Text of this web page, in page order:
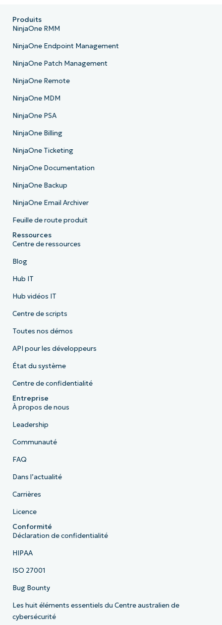
Produits
NinjaOne RMM
NinjaOne Endpoint Management
NinjaOne Patch Management
NinjaOne Remote
NinjaOne MDM
NinjaOne PSA
NinjaOne Billing
NinjaOne Ticketing
NinjaOne Documentation
NinjaOne Backup
NinjaOne Email Archiver
Feuille de route produit
Ressources
Centre de ressources
Blog
Hub IT
Hub vidéos IT
Centre de scripts
Toutes nos démos
API pour les développeurs
État du système
Centre de confidentialité
Entreprise
À propos de nous
Leadership
Communauté
FAQ
Dans l’actualité
Carrières
Licence
Conformité
Déclaration de confidentialité
HIPAA
ISO 27001
Bug Bounty
Les huit éléments essentiels du Centre australien de
cybersécurité